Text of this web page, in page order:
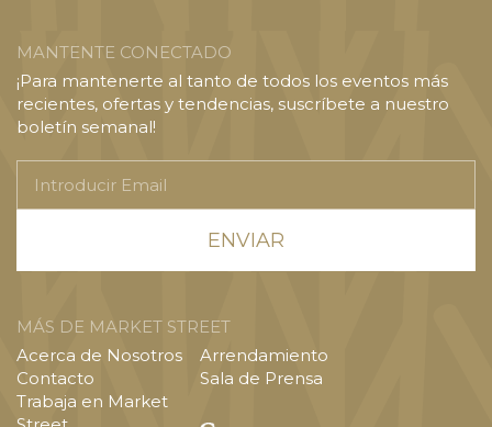
MANTENTE CONECTADO
¡Para mantenerte al tanto de todos los eventos más
recientes, ofertas y tendencias, suscríbete a nuestro
boletín semanal!
Email
MÁS DE MARKET STREET
Acerca de Nosotros
Contacto
Trabaja en Market
Arrendamiento
Sala de Prensa